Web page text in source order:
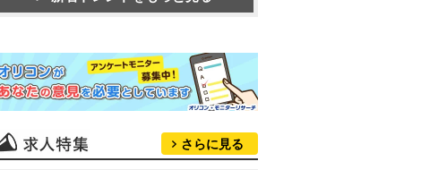
さらに見る